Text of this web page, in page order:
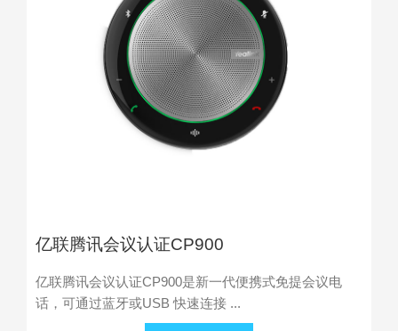
亿联腾讯会议认证CP900
亿联腾讯会议认证CP900是新一代便携式免提会议电
话，可通过蓝牙或USB 快速连接 ...